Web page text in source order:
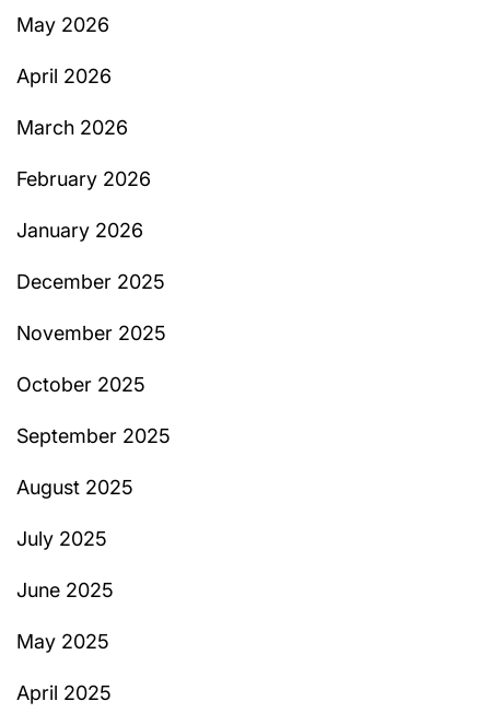
May 2026
April 2026
March 2026
February 2026
January 2026
December 2025
November 2025
October 2025
September 2025
August 2025
July 2025
June 2025
May 2025
April 2025